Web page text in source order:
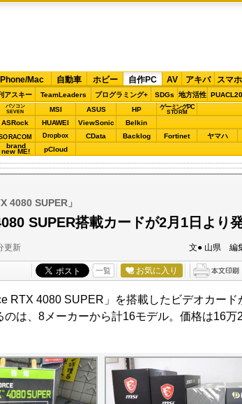
Mac 自動車 ホビー 自作PC AV アキバ スマホ
アスキー TeamLeaders プログラミング+ SDGs 地方活性
パソコン
SEVEN
MSI ASUS HP ゲーミングPC
STORM
ASRock HUAWEI ViewSonic Belkin
Dropbox CData Backlog Fortinet ヤマハ
brand
new ME! pCloud
4080 SUPER」
SUPER搭載カードが2月1日より
更新 文● 山県 編
一覧 お気に入り
RTX 4080 SUPER」を搭載したビデオカード
のは、8メーカーから計16モデル。価格は16万